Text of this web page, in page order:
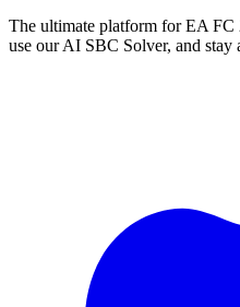
The ultimate platform for EA FC
use our AI SBC Solver, and stay